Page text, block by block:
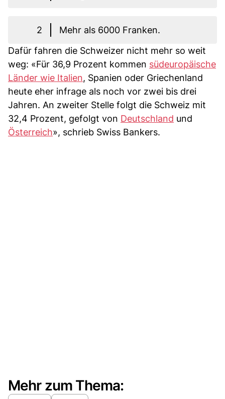
2
Mehr als 6000 Franken.
Dafür fahren die Schweizer nicht mehr so weit
weg: «Für 36,9 Prozent kommen südeuropäische
Länder wie Italien, Spanien oder Griechenland
heute eher infrage als noch vor zwei bis drei
Jahren. An zweiter Stelle folgt die Schweiz mit
32,4 Prozent, gefolgt von Deutschland und
Österreich», schrieb Swiss Bankers.
Mehr zum Thema: